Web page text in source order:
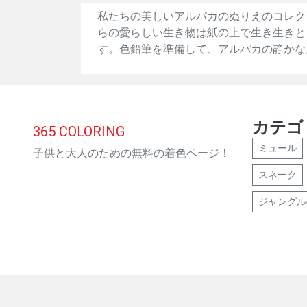
私たちの美しいアルパカのぬりえのコレ
らの愛らしい生き物は紙の上で生き生き
す。色鉛筆を準備して、アルパカの静か
365 COLORING
子供と大人のための無料の着色ページ！
カテ
ミュール
スネーク
ジャング